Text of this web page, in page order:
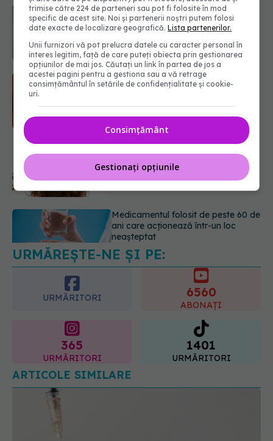
Microplasticele pot traversa bariera
placentară și modifica hormonii
08.08.2026, 18:00
Trucul genial cu ceai negru pentru
păr. Tot mai multe femei îl adoră
Medicamentul folosit de peste 60 de
ani care acționează într-un loc
neașteptat
08.08.2026, 16:00
Transpirații nocturne: semnul ignorat
care poate ascunde probleme
serioase de sănătate
08.08.2026, 20:00
URMĂREȘTE-NE ȘI PE:
URMĂRITORI
365 1401
URMĂRITORI
ARTICOLE SIMILARE
trimise către 224 de parteneri sau pot fi folosite în mod
specific de acest site. Noi și partenerii noștri putem folosi
date exacte de localizare geografică.Lista partenerilor.
Unii furnizori vă pot prelucra datele cu caracter personal în
interes legitim, față de care puteți obiecta prin gestionarea
opțiunilor de mai jos. Căutați un link în partea de jos a
acestei pagini pentru a gestiona sau a vă retrage
consimțământul în setările de confidențialitate și cookie-
uri.
Consimțământ
Gestionați opțiunile